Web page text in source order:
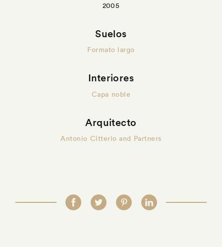
2005
Suelos
Formato largo
Interiores
Capa noble
Arquitecto
Antonio Citterio and Partners